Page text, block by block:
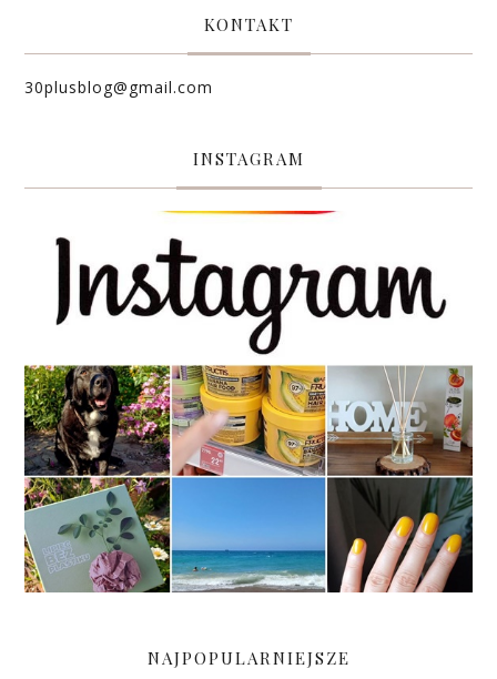
KONTAKT
30plusblog@gmail.com
INSTAGRAM
NAJPOPULARNIEJSZE